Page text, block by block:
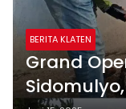
BERITA KLATEN
Grand